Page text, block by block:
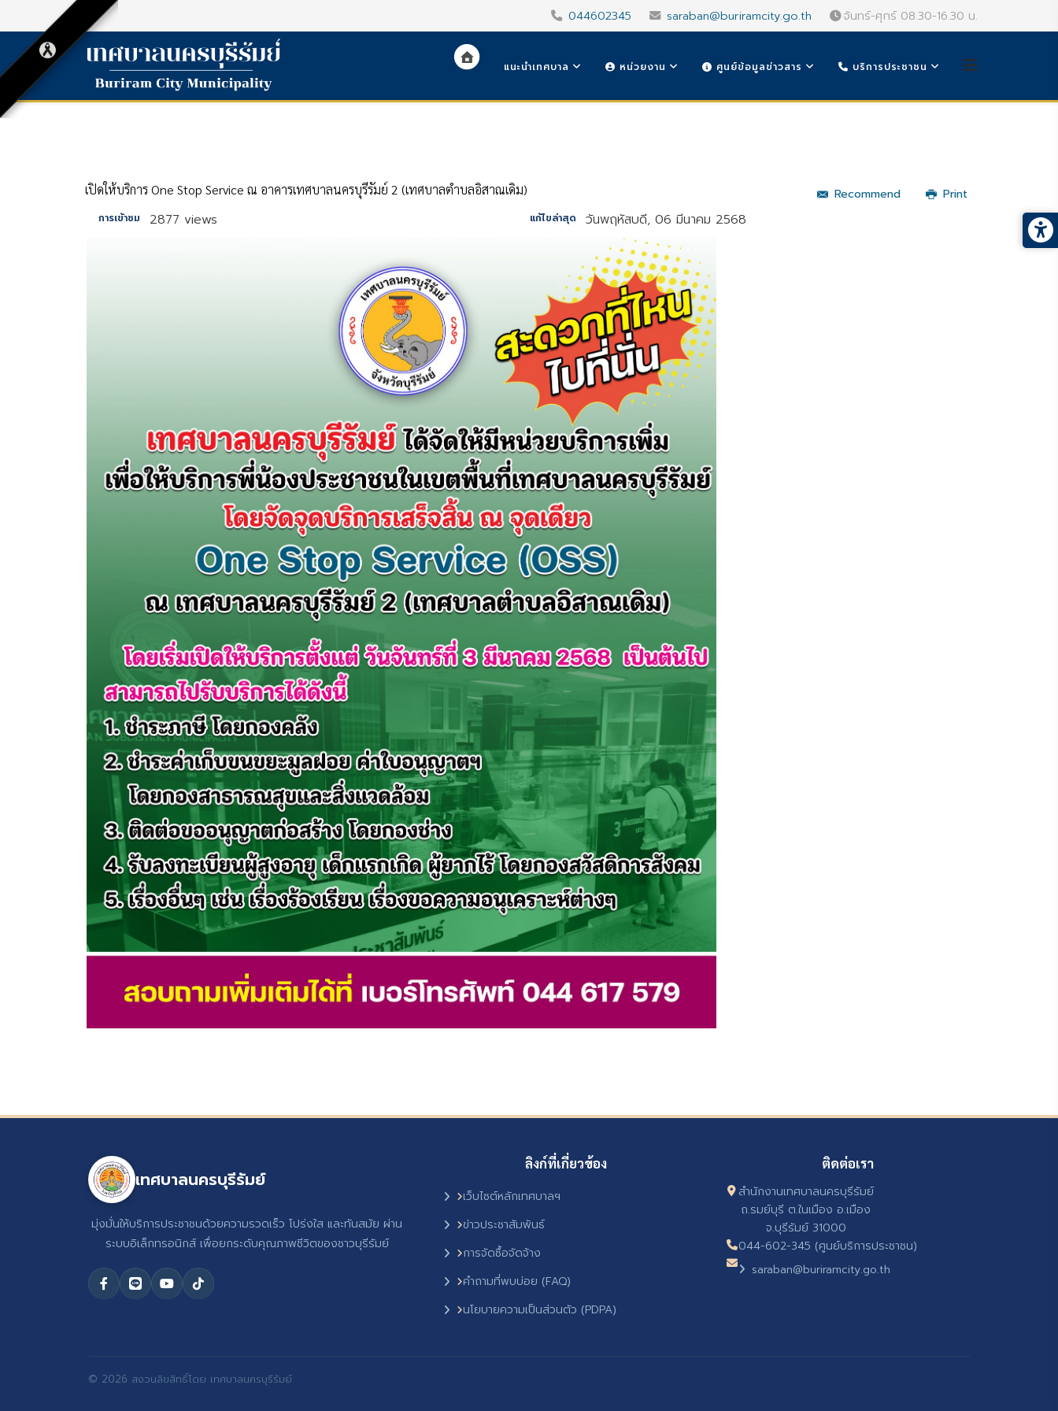
044602345 saraban@buriramcity.go.th จันทร์-ศุกร์ 08.30-16.30 น.
แนะนำเทศบาล หน่วยงาน ศูนย์ข้อมูลข่าวสาร บริการประชาชน
Recommend Print
เปิดให้บริการ One Stop Service ณ อาคารเทศบาลนครบุรีรัมย์ 2 (เทศบาลตำบลอิสาณเดิม)
การเข้าชม 2877 views แก้ไขล่าสุด วันพฤหัสบดี, 06 มีนาคม 2568
เทศบาลนครบุรีรัมย์
มุ่งมั่นให้บริการประชาชนด้วยความรวดเร็ว โปร่งใส และทันสมัย ผ่าน
ระบบอิเล็กทรอนิกส์ เพื่อยกระดับคุณภาพชีวิตของชาวบุรีรัมย์
ลิงก์ที่เกี่ยวข้อง
เว็บไซต์หลักเทศบาลฯ
ข่าวประชาสัมพันธ์
การจัดซื้อจัดจ้าง
คำถามที่พบบ่อย (FAQ)
นโยบายความเป็นส่วนตัว (PDPA)
ติดต่อเรา
สำนักงานเทศบาลนครบุรีรัมย์
ถ.รมย์บุรี ต.ในเมือง อ.เมือง
จ.บุรีรัมย์ 31000
044-602-345 (ศูนย์บริการประชาชน)
saraban@buriramcity.go.th
© 2026 สงวนลิขสิทธิ์โดย เทศบาลนครบุรีรัมย์